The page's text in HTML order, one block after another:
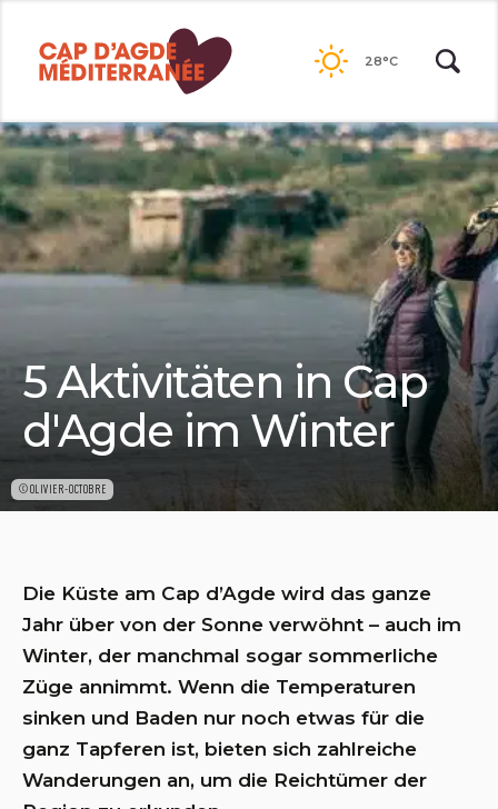
contenu
28°C
©OLIVIER-OCTOBRE
5 Aktivitäten in Cap
d'Agde im Winter
Die Küste am Cap d’Agde wird das ganze
Jahr über von der Sonne verwöhnt – auch im
Winter, der manchmal sogar sommerliche
Züge annimmt. Wenn die Temperaturen
sinken und Baden nur noch etwas für die
ganz Tapferen ist, bieten sich zahlreiche
Wanderungen an, um die Reichtümer der